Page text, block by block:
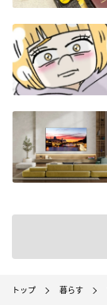
トップ 暮らす